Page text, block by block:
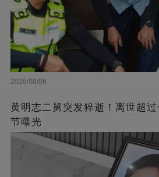
2026/08/06
黄明志二舅突发猝逝！离世超
节曝光